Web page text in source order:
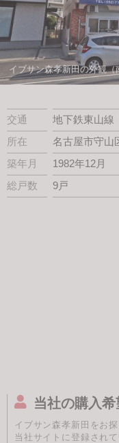
会社案内
イブサン森孝新田の外観（
交通
地下鉄東山線
所在
名古屋市守山
築年月
1982年12月
総戸数
9戸
当社の購入希
イブサン森孝新田をお探
当社サイトに登録され